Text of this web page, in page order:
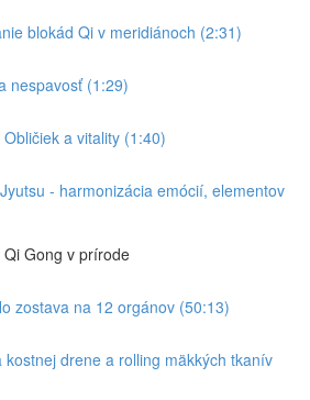
blokád Qi v meridiánoch (2:31)
nespavosť (1:29)
a vitality (1:40)
- harmonizácia emócií, elementov
Gong v prírode
zostava na 12 orgánov (50:13)
kostnej drene a rolling mäkkých tkanív